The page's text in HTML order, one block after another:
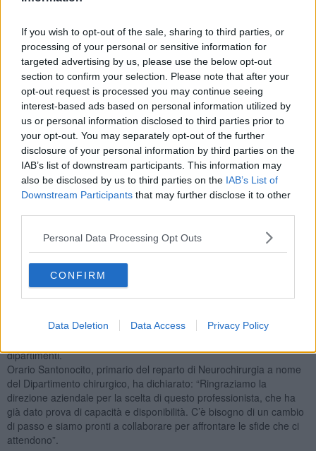
If you wish to opt-out of the sale, sharing to third parties, or
processing of your personal or sensitive information for
targeted advertising by us, please use the below opt-out
section to confirm your selection. Please note that after your
opt-out request is processed you may continue seeing
interest-based ads based on personal information utilized by
us or personal information disclosed to third parties prior to
your opt-out. You may separately opt-out of the further
disclosure of your personal information by third parties on the
IAB’s list of downstream participants. This information may
also be disclosed by us to third parties on the IAB’s List of
Downstream Participants that may further disclose it to other
Personal Data Processing Opt Outs
CONFIRM
Data Deletion Data Access Privacy Policy
molto soddisfatti che abbia accettato questa sfida raccogliendo il
testimone del dottor Luca Carneglia che ringraziamo di tutto quanto
fatto. A lui spetterà di seguire il percorso per la realizzazione del
nuovo ospedale che procede assieme al piano di investimenti per
mantenere adeguato l’attuale presidio. La svolta del finanziamento
Inail è stata importante. In questo momento di transizione è ancora
più importante il ruolo ricoperto da tutti i professionisti che ci
lavorano e che sono i veri protagonisti dei servizi sanitari assicurati
alla popolazione che vi si affida con grande fiducia”.
Il nuovo direttore, Spartaco Mencaroni, ha sottolineato il valore
della collaborazione e della visione condivisa: “Ho già avuto
le specialistiche, per facilitare il confronto e lo scambio a supporto
del lavoro quotidiano di tutti, con l'obiettivo di migliorare e crescere
insieme. Ho trovato un contesto molto motivato e
professionalmente valido, con persone disponibili a lavorare
insieme per migliorare e capaci di valorizzare i percorsi e i servizi
dipartimenti.
Orario Santonocito, primario del reparto di Neurochirurgia a nome
del Dipartimento chirurgico, ha dichiarato: “Ringraziamo la
direzione aziendale per la scelta di questo professionista, che ha
già dato prova di capacità e disponibilità. C’è bisogno di un cambio
di passo e siamo pronti a collaborare per affrontare le sfide che ci
attendono”.